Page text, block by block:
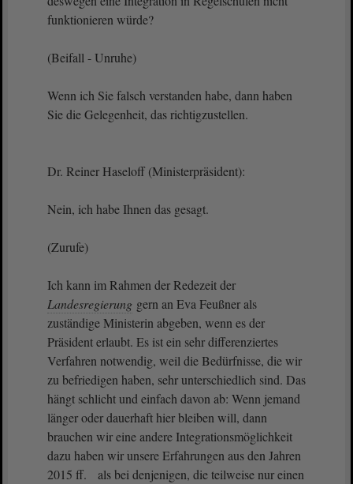
funktionieren würde?
(Beifall - Unruhe)
Wenn ich Sie falsch verstanden habe, dann haben
Sie die Gelegenheit, das richtigzustellen.
Dr. Reiner Haseloff (Ministerpräsident):
Nein, ich habe Ihnen das gesagt.
(Zurufe)
Ich kann im Rahmen der Redezeit der
Landesregierung gern an Eva Feußner als
zuständige Ministerin abgeben, wenn es der
Präsident erlaubt. Es ist ein sehr differenziertes
Verfahren notwendig, weil die Bedürfnisse, die wir
zu befriedigen haben, sehr unterschiedlich sind. Das
hängt schlicht und einfach davon ab: Wenn jemand
länger oder dauerhaft hier bleiben will, dann
brauchen wir eine andere Integrationsmöglichkeit
dazu haben wir unsere Erfahrungen aus den Jahren
2015 ff. als bei denjenigen, die teilweise nur einen